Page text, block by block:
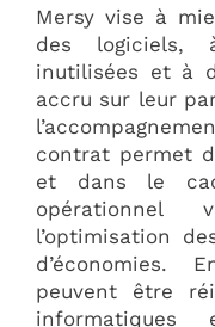
Mersy vise à
des logiciels,
inutilisées et à
accru sur leur
contrat permet
et dans le
l’optimisation
d’économies.
peuvent être